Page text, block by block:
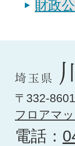
財政
〒332-
フロアマ
電話：